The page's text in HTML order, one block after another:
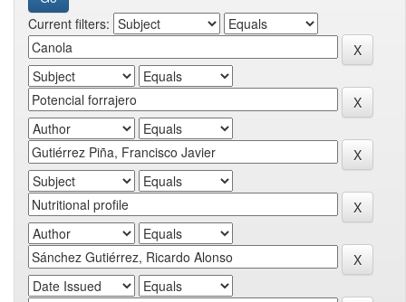
Current filters: